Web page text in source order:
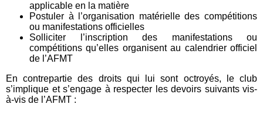
applicable en la matière
Postuler à l’organisation matérielle des compétitions
ou manifestations officielles
Solliciter l’inscription des manifestations ou
compétitions qu’elles organisent au calendrier officiel
de l’AFMT
En contrepartie des droits qui lui sont octroyés, le club
s’implique et s’engage à respecter les devoirs suivants vis-
à-vis de l’AFMT :